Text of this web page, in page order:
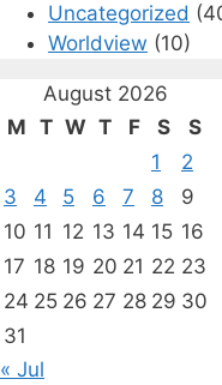
Uncategorized
Worldview (10)
August 2026
M T W T F S
S
1
2
3
4 5 6 7 8
9
10 11 12 13 14 15 16
17 18 19 20 21 22 23
24 25 26 27 28 29 30
31
« Jul